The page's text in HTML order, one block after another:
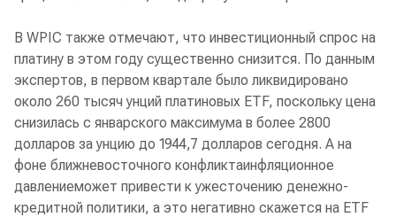
В WPIC также отмечают, что инвестиционный спрос на
платину в этом году существенно снизится. По данным
экспертов, в первом квартале было ликвидировано
около 260 тысяч унций платиновых ETF, поскольку цена
снизилась с январского максимума в более 2800
долларов за унцию до 1944,7 долларов сегодня. А на
фоне ближневосточного конфликтаинфляционное
давлениеможет привести к ужесточению денежно-
кредитной политики, а это негативно скажется на ETF